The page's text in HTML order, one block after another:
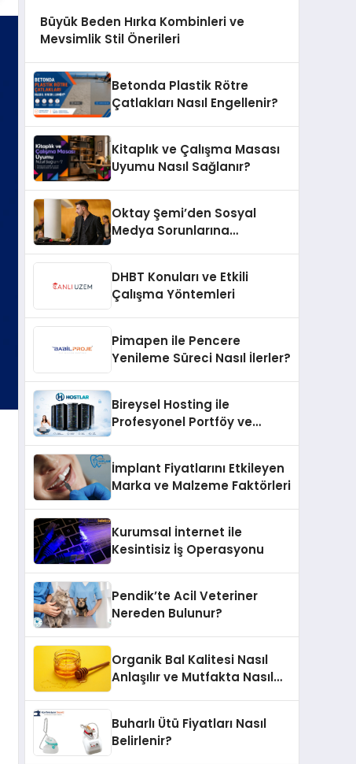
Büyük Beden Hırka Kombinleri ve
Mevsimlik Stil Önerileri
Betonda Plastik Rötre
Çatlakları Nasıl Engellenir?
Kitaplık ve Çalışma Masası
Uyumu Nasıl Sağlanır?
Oktay Şemi’den Sosyal
Medya Sorunlarına
DHBT Konuları ve Etkili
Çalışma Yöntemleri
Pimapen ile Pencere
Yenileme Süreci Nasıl İlerler?
Bireysel Hosting ile
Profesyonel Portföy ve
İmplant Fiyatlarını Etkileyen
Marka ve Malzeme Faktörleri
Kurumsal İnternet ile
Kesintisiz İş Operasyonu
Pendik’te Acil Veteriner
Nereden Bulunur?
Organik Bal Kalitesi Nasıl
Anlaşılır ve Mutfakta Nasıl
Buharlı Ütü Fiyatları Nasıl
Belirlenir?